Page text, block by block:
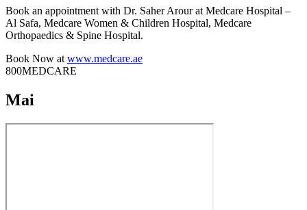
Book an appointment with Dr. Saher Arour at Medcare Hospital –
Al Safa, Medcare Women & Children Hospital, Medcare
Orthopaedics & Spine Hospital.
Book Now at www.medcare.ae
800MEDCARE
Mai